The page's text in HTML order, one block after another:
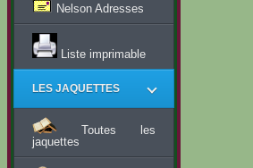
Nelson Adresses
Liste imprimable
LES JAQUETTES
Toutes les
jaquettes